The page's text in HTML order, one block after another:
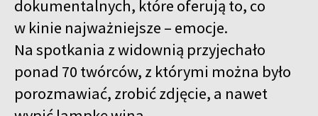
dokumentalnych, które oferują to, co
w kinie najważniejsze – emocje.
Na spotkania z widownią przyjechało
ponad 70 twórców, z którymi można było
porozmawiać, zrobić zdjęcie, a nawet